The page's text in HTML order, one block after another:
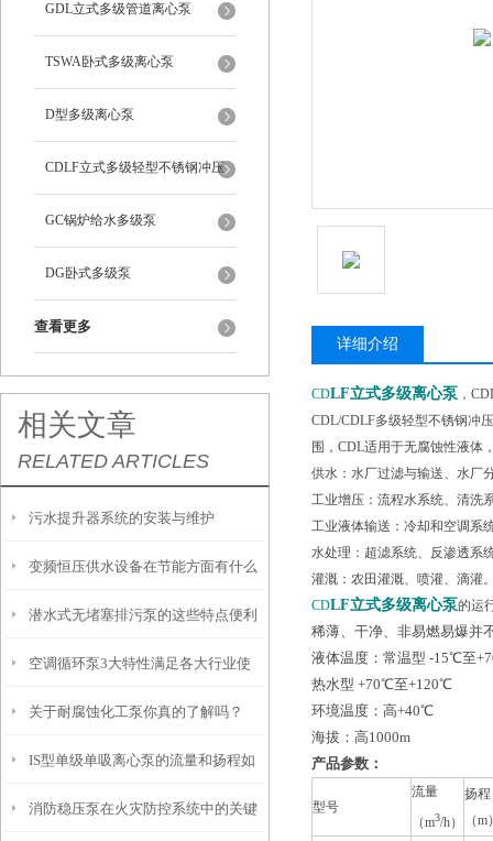
GDL立式多级管道离心泵
TSWA卧式多级离心泵
D型多级离心泵
CDLF立式多级轻型不锈钢冲压
泵
GC锅炉给水多级泵
DG卧式多级泵
查看更多
相关文章
RELATED ARTICLES
污水提升器系统的安装与维护
变频恒压供水设备在节能方面有什么
贡献？
潜水式无堵塞排污泵的这些特点便利
了众多行业
空调循环泵3大特性满足各大行业使
用要求
关于耐腐蚀化工泵你真的了解吗？
IS型单级单吸离心泵的流量和扬程如
何调节？
消防稳压泵在火灾防控系统中的关键
详细介绍
CDLF立式多级离心泵 ，
CDL/CDLF多级轻型不锈钢冲
围，CDL适用于无腐蚀性液体
供水：水厂过滤与输送、水厂
工业增压：流程水系统、清洗
工业液体输送：冷却和空调系
水处理：超滤系统、反渗透系
灌溉：农田灌溉、喷灌、滴灌
CDLF立式多级离心泵的运
稀薄、干净、非易燃易爆并
液体温度：常温型 -15℃至
热水型 +70℃至+120℃
环境温度：高+40℃
海拔：高1000m
产品参数：
型号
流量
（m3/h）
扬程
（m